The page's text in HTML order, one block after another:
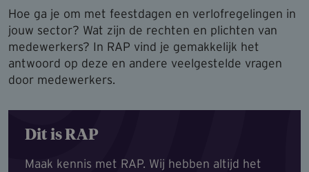
Hoe ga je om met feestdagen en verlofregelingen in
jouw sector? Wat zijn de rechten en plichten van
medewerkers? In RAP vind je gemakkelijk het
antwoord op deze en andere veelgestelde vragen
door medewerkers.
Dit is RAP
Maak kennis met RAP. Wij hebben altijd het